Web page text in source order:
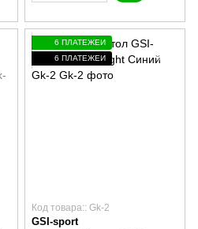
6 ПЛАТЕЖЕЙ
6 ПЛАТЕЖЕЙ
Код товара:: Gk-2
GSI-sport